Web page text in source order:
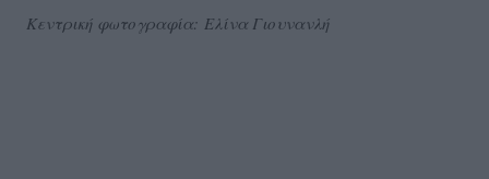
Κεντρική φωτογραφία: Ελίνα Γιουνανλή